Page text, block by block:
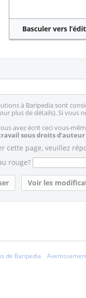
à Baripedia sont
plus de détails). Si vous
avez écrit ceci vous-
sous droits
cette page, veuillez
rouge?
de Baripedia
Basculer vers